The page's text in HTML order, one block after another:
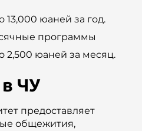
13,000 юаней за год.
программы
2,500 юаней за месяц.
ЧУ
предоставляет
общежития,